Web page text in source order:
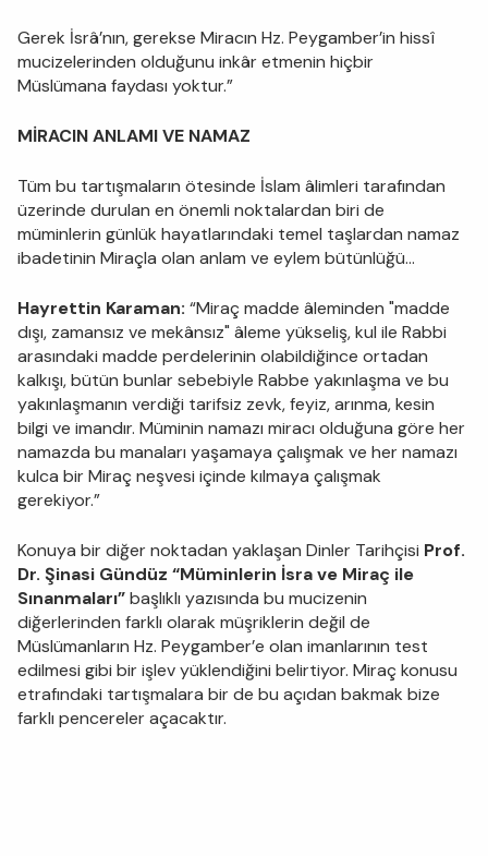
Gerek İsrâ’nın, gerekse Miracın Hz. Peygamber’in hissî
mucizelerinden olduğunu inkâr etmenin hiçbir
Müslümana faydası yoktur.”
MİRACIN ANLAMI VE NAMAZ
Tüm bu tartışmaların ötesinde İslam âlimleri tarafından
üzerinde durulan en önemli noktalardan biri de
müminlerin günlük hayatlarındaki temel taşlardan namaz
ibadetinin Miraçla olan anlam ve eylem bütünlüğü…
Hayrettin Karaman: “Miraç madde âleminden "madde
dışı, zamansız ve mekânsız" âleme yükseliş, kul ile Rabbi
arasındaki madde perdelerinin olabildiğince ortadan
kalkışı, bütün bunlar sebebiyle Rabbe yakınlaşma ve bu
yakınlaşmanın verdiği tarifsiz zevk, feyiz, arınma, kesin
bilgi ve imandır. Müminin namazı miracı olduğuna göre her
namazda bu manaları yaşamaya çalışmak ve her namazı
kulca bir Miraç neşvesi içinde kılmaya çalışmak
gerekiyor.”
Konuya bir diğer noktadan yaklaşan Dinler Tarihçisi Prof.
Dr. Şinasi Gündüz “Müminlerin İsra ve Miraç ile
Sınanmaları”başlıklı yazısında bu mucizenin
diğerlerinden farklı olarak müşriklerin değil de
Müslümanların Hz. Peygamber’e olan imanlarının test
edilmesi gibi bir işlev yüklendiğini belirtiyor. Miraç konusu
etrafındaki tartışmalara bir de bu açıdan bakmak bize
farklı pencereler açacaktır.